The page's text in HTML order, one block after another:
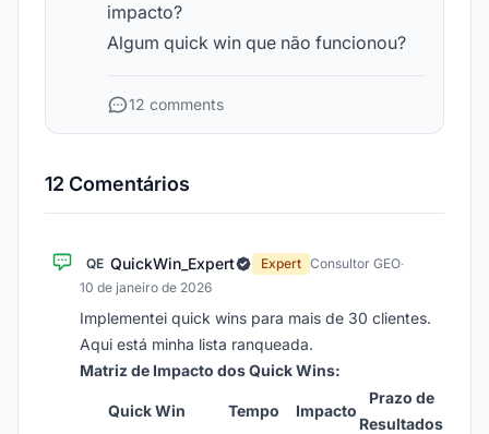
impacto?
Algum quick win que não funcionou?
12 comments
12 Comentários
QE QuickWin_Expert Expert Consultor GEO·
10 de janeiro de 2026
Implementei quick wins para mais de 30 clientes.
Aqui está minha lista ranqueada.
Matriz de Impacto dos Quick Wins:
Quick Win Tempo Impacto
Prazo de
Resultados